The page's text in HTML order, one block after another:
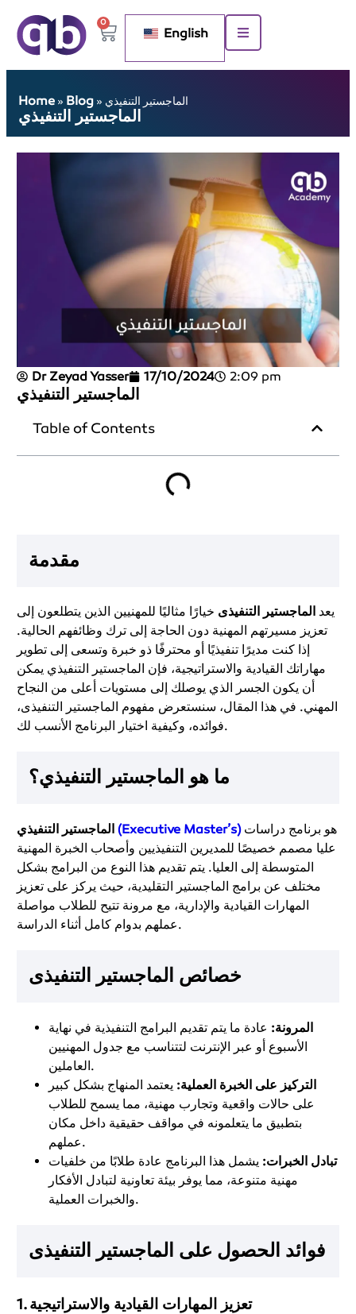
0
English
Home » Blog » الماجستير التنفيذي
الماجستير التنفيذي
Dr Zeyad Yasser 17/10/2024 2:09 pm
الماجستير التنفيذي
Table of Contents
مقدمة
يعد الماجستير التنفيذى خيارًا مثاليًا للمهنيين الذين يتطلعون إلى
تعزيز مسيرتهم المهنية دون الحاجة إلى ترك وظائفهم الحالية.
إذا كنت مديرًا تنفيذيًا أو محترفًا ذو خبرة وتسعى إلى تطوير
مهاراتك القيادية والاستراتيجية، فإن الماجستير التنفيذي يمكن
أن يكون الجسر الذي يوصلك إلى مستويات أعلى من النجاح
المهني. في هذا المقال، سنستعرض مفهوم الماجستير التنفيذى،
فوائده، وكيفية اختيار البرنامج الأنسب لك.
ما هو الماجستير التنفيذي؟
الماجستير التنفيذي (Executive Master’s)هو برنامج دراسات
عليا مصمم خصيصًا للمديرين التنفيذيين وأصحاب الخبرة المهنية
المتوسطة إلى العليا. يتم تقديم هذا النوع من البرامج بشكل
مختلف عن برامج الماجستير التقليدية، حيث يركز على تعزيز
المهارات القيادية والإدارية، مع مرونة تتيح للطلاب مواصلة
عملهم بدوام كامل أثناء الدراسة.
خصائص الماجستير التنفيذى
المرونة: عادة ما يتم تقديم البرامج التنفيذية في نهاية
الأسبوع أو عبر الإنترنت لتتناسب مع جدول المهنيين
العاملين.
التركيز على الخبرة العملية: يعتمد المنهاج بشكل كبير
على حالات واقعية وتجارب مهنية، مما يسمح للطلاب
بتطبيق ما يتعلمونه في مواقف حقيقية داخل مكان
عملهم.
تبادل الخبرات: يشمل هذا البرنامج عادة طلابًا من خلفيات
مهنية متنوعة، مما يوفر بيئة تعاونية لتبادل الأفكار
والخبرات العملية.
فوائد الحصول على الماجستير التنفيذى
1.تعزيز المهارات القيادية والاستراتيجية